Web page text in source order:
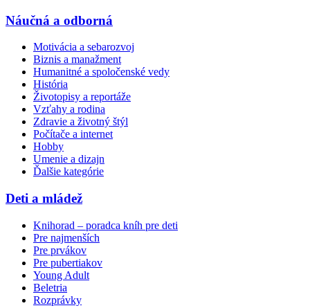
Náučná a odborná
Motivácia a sebarozvoj
Biznis a manažment
Humanitné a spoločenské vedy
História
Životopisy a reportáže
Vzťahy a rodina
Zdravie a životný štýl
Počítače a internet
Hobby
Umenie a dizajn
Ďalšie kategórie
Deti a mládež
Knihorad – poradca kníh pre deti
Pre najmenších
Pre prvákov
Pre pubertiakov
Young Adult
Beletria
Rozprávky